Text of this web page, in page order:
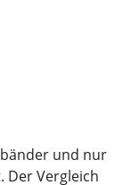
und nur
Vergleich